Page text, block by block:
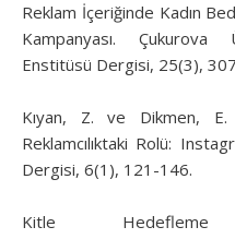
Reklam İçeriğinde Kadın
Kampanyası.
Enstitüsü Dergisi, 25(3),
Kıyan, Z. ve Dikmen, E.
Reklamcılıktaki Rolü:
Dergisi, 6(1), 121-146.
Kitle Hedefleme